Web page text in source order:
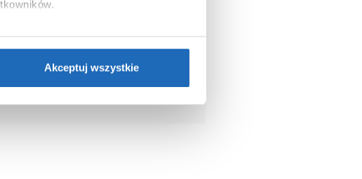
cookie”.Jeśli chcesz uzyskać
Akceptuj wszystkie
cm